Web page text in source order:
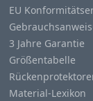
EU
3 Jahre Garantie
Größentabelle
Material-Lexikon